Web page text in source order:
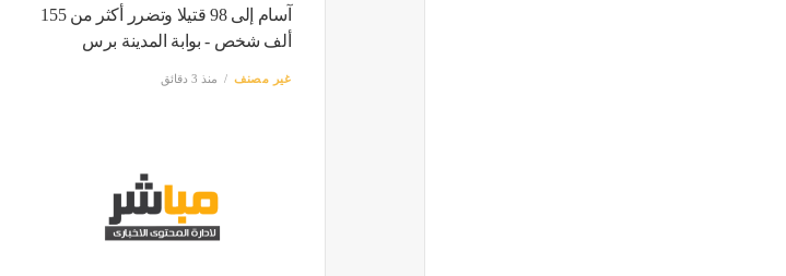
آسام إلى 98 قتيلا وتضرر أكثر من 155
ألف شخص - بوابة المدينة برس
غير مصنف منذ 3 دقائق